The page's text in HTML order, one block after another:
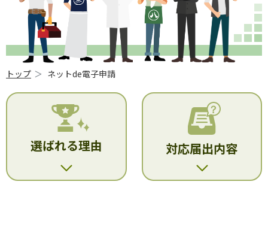
トップ ネットde電子申請
選ばれる理由 対応届出内容